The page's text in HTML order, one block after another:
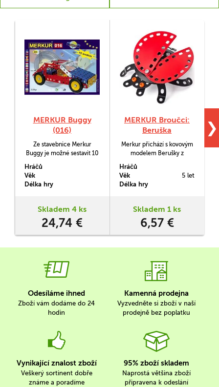
MERKUR Buggy
(016)
Ze stavebnice Merkur
Buggy je možné sestavit 10
návodové knížky.
Hráčů
Věk
Délka hry
Skladem 4 ks
24,74 €
MERKUR Broučci:
Beruška
Merkur přichází s kovovým
modelem Berušky z
obsahuje 37 součástek
nutných pro sestavení
berušky. V balení najdete
sadu nářadí a unikátní
jsou univerzální a tak vás
Hráčů
Věk
5 let
Délka hry
Skladem 1 ks
6,57 €
❯
Odesíláme ihned
Zboží vám dodáme do 24
hodin
Kamenná prodejna
Vyzvedněte si zboží v naší
prodejně bez poplatku
Vynikající znalost zboží
Veškerý sortinent dobře
známe a poradíme
95% zboží skladem
Naprostá většina zboží
připravena k odeslání